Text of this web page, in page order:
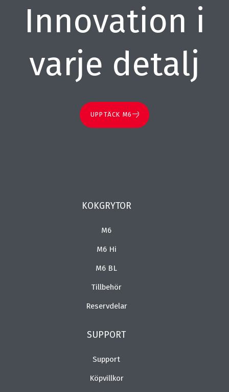
Innovation i
varje detalj
UPPTÄCK M6
KOKGRYTOR
M6
M6 Hi
M6 BL
Tillbehör
Reservdelar
SUPPORT
Support
Köpvillkor